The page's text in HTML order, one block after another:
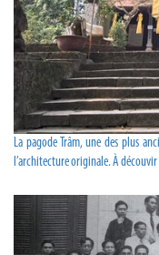
La pagode Trâm, une des plus
l’architecture originale. À découvir